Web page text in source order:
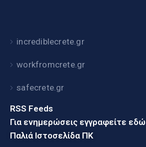
incrediblecrete.gr
workfromcrete.gr
safecrete.gr
RSS Feeds
Για ενημερώσεις εγγραφείτε εδώ
Παλιά Ιστοσελίδα ΠΚ